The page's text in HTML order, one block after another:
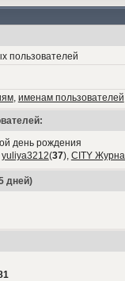
пользователей
, именам пользователей
день рождения
yuliya3212(37), CITY
дней)